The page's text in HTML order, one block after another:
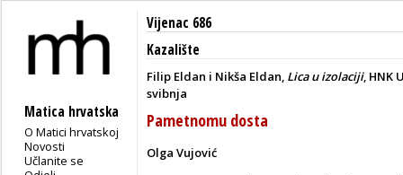
Matica hrvatska
O Matici hrvatskoj
Novosti
Učlanite se
Vijenac 686
Kazalište
Filip Eldan i Nikša Eldan, Lica u izolaciji, HNK
svibnja
Pametnomu dosta
Olga Vujović